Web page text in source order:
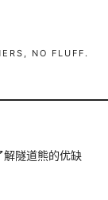
NO FLUFF.
隧道熊的优缺